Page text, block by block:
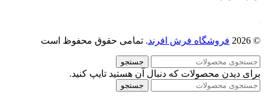
© 2026 فروشگاه فرش افرند. تمامی حقوق محفوظ است
جستجو
برای دیدن محصولات که دنبال آن هستید تایپ کنید.
جستجو